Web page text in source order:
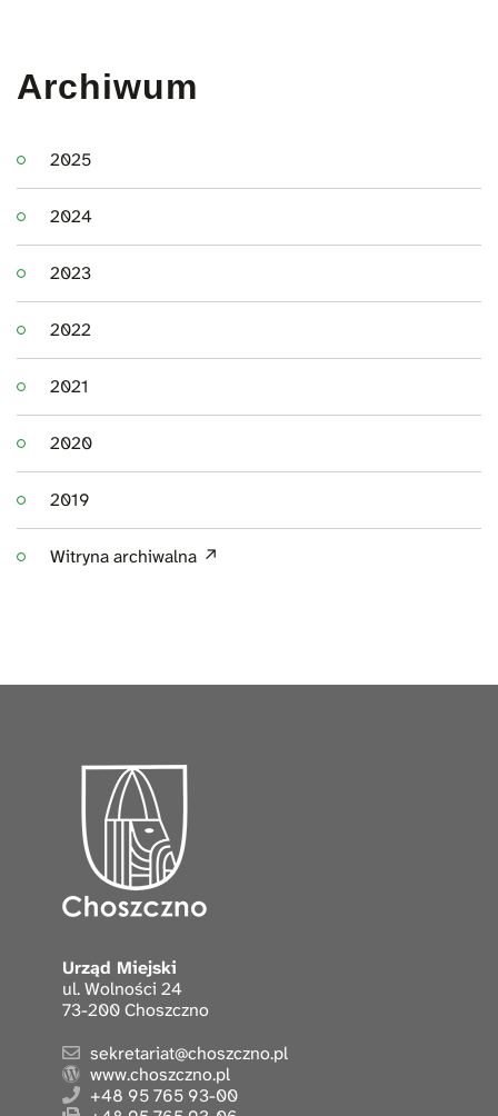
Archiwum
2025
2024
2023
2022
2021
2020
2019
Witryna archiwalna
Urząd Miejski
ul. Wolności 24
73-200 Choszczno
sekretariat@choszczno.pl
www.choszczno.pl
+48 95 765 93-00